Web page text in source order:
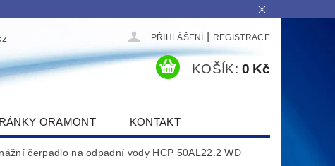
PŘIHLÁŠENÍ REGISTRACE
KOŠÍK: 0 Kč
ORAMONT KONTAKT
čerpadlo na odpadní vody HCP 50AL22.2 WD